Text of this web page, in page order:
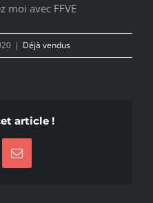
moi avec FFVE
| Déjà vendus
article !
Email